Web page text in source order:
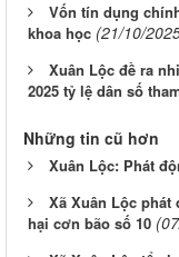
Vốn tín dụng
khoa học (21/10/
Xuân Lộc đề ra
2025 tỷ lệ dân số
Những tin cũ hơn
Xuân Lộc: Phát
Xã Xuân Lộc
hại cơn bão số 10